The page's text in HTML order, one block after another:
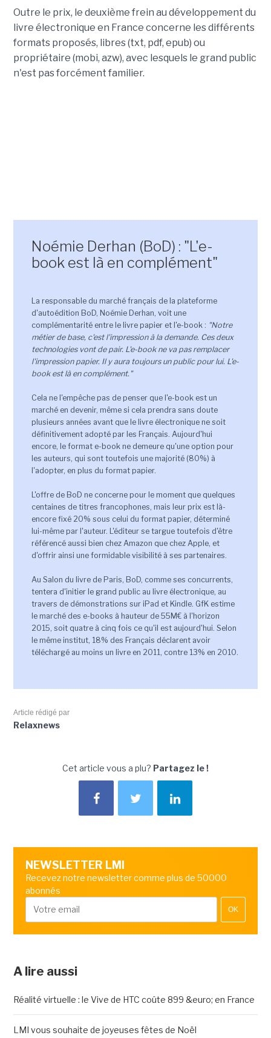
Outre le prix, le deuxième frein au développement du
livre électronique en France concerne les différents
formats proposés, libres (txt, pdf, epub) ou
propriétaire (mobi, azw), avec lesquels le grand public
n'est pas forcément familier.
Noémie Derhan (BoD) : "L'e-
book est là en complément"
La responsable du marché français de la plateforme
d'autoédition BoD, Noémie Derhan, voit une
complémentarité entre le livre papier et l'e-book : "Notre
métier de base, c'est l'impression à la demande. Ces deux
technologies vont de pair. L'e-book ne va pas remplacer
l'impression papier. Il y aura toujours un public pour lui. L'e-
book est là en complément."
Cela ne l'empêche pas de penser que l'e-book est un
marché en devenir, même si cela prendra sans doute
plusieurs années avant que le livre électronique ne soit
définitivement adopté par les Français. Aujourd'hui
encore, le format e-book ne demeure qu'une option pour
les auteurs, qui sont toutefois une majorité (80%) à
l'adopter, en plus du format papier.
L'offre de BoD ne concerne pour le moment que quelques
centaines de titres francophones, mais leur prix est là-
encore fixé 20% sous celui du format papier, déterminé
lui-même par l'auteur. L'éditeur se targue toutefois d'être
référencé aussi bien chez Amazon que chez Apple, et
d'offrir ainsi une formidable visibilité à ses partenaires.
Au Salon du livre de Paris, BoD, comme ses concurrents,
tentera d'initier le grand public au livre électronique, au
travers de démonstrations sur iPad et Kindle. GfK estime
le marché des e-books à hauteur de 55M€ à l'horizon
2015, soit quatre à cinq fois ce qu'il est aujourd'hui. Selon
le même institut, 18% des Français déclarent avoir
téléchargé au moins un livre en 2011, contre 13% en 2010.
Article rédigé par
Relaxnews
Cet article vous a plu? Partagez le !
NEWSLETTER LMI
Recevez notre newsletter comme plus de 50000
abonnés
OK
A lire aussi
Réalité virtuelle : le Vive de HTC coûte 899 &euro; en France
LMI vous souhaite de joyeuses fêtes de Noël